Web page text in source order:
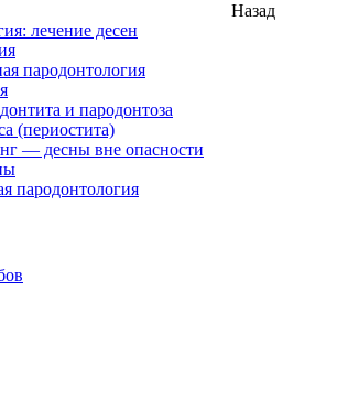
Назад
лечение десен
пародонтология
и пародонтоза
(периостита)
— десны вне опасности
пародонтология